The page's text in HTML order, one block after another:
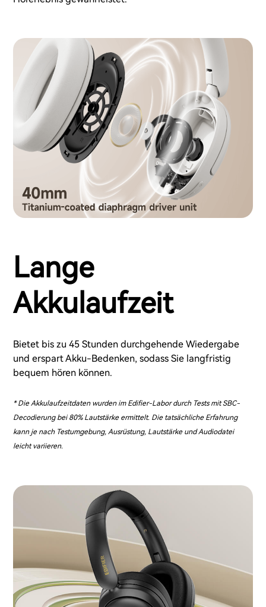
Lange
Akkulaufzeit
Bietet bis zu 45 Stunden durchgehende Wiedergabe
und erspart Akku-Bedenken, sodass Sie langfristig
bequem hören können.
* Die Akkulaufzeitdaten wurden im Edifier-Labor durch Tests mit SBC-
Decodierung bei 80% Lautstärke ermittelt. Die tatsächliche Erfahrung
kann je nach Testumgebung, Ausrüstung, Lautstärke und Audiodatei
leicht variieren.